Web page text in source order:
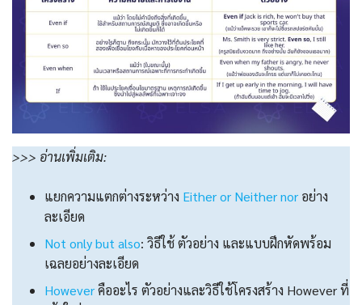
>>> อ่านเพิ่มเติม:
แยกความแตกต่างระหว่าง Either or Neither nor อย่าง
ละเอียด
Not only but also: วิธีใช้ ตัวอย่าง และแบบฝึกหัดพร้อม
เฉลยอย่างละเอียด
Howeverคืออะไร ตัวอย่างและวิธีใช้โครงสร้าง However ที่